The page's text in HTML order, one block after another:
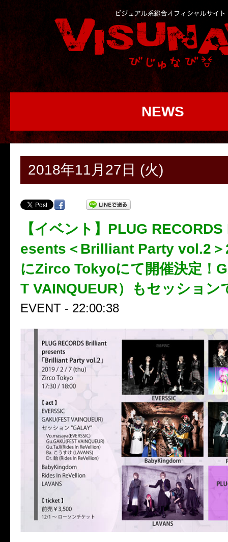
NEWS
2018年11月27日 (火)
【イベント】PLUG
esents＜Brilliant Party vol.2＞
にZirco Tokyoにて開催決定！
T VAINQUEUR）もセッション
EVENT - 22:00:38